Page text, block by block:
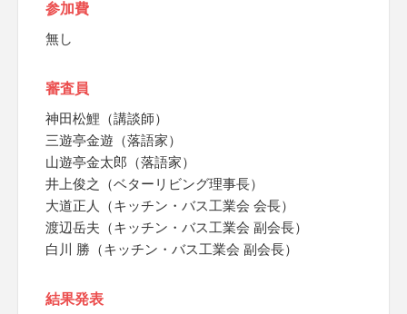
参加費
無し
審査員
神田松鯉（講談師）
三遊亭金遊（落語家）
山遊亭金太郎（落語家）
井上俊之（ベターリビング理事長）
大道正人（キッチン・バス工業会 会長）
渡辺岳夫（キッチン・バス工業会 副会長）
白川 勝（キッチン・バス工業会 副会長）
結果発表